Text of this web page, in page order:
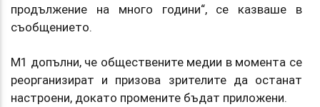
продължение на много години“, се казваше в
съобщението.
M1 допълни, че обществените медии в момента се
реорганизират и призова зрителите да останат
настроени, докато промените бъдат приложени.